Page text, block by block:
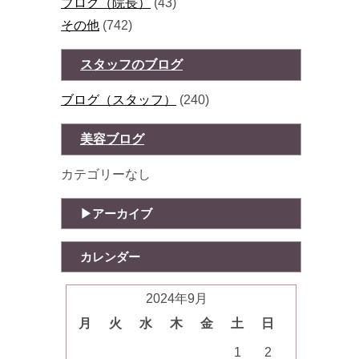
ブログ（院長）
(43)
その他 (742)
スタッフのブログ
ブログ（スタッフ） (240)
美容ブログ
カテゴリーなし
アーカイブ
カレンダー
2024年9月
月
火 水 木 金 土 日
1 2